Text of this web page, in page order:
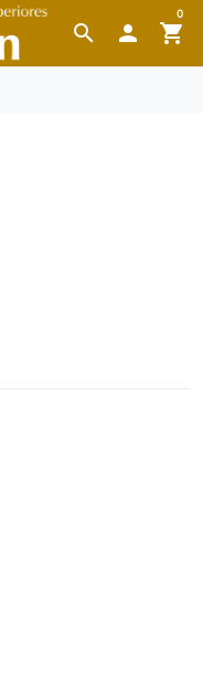
search  shopping_cart
0